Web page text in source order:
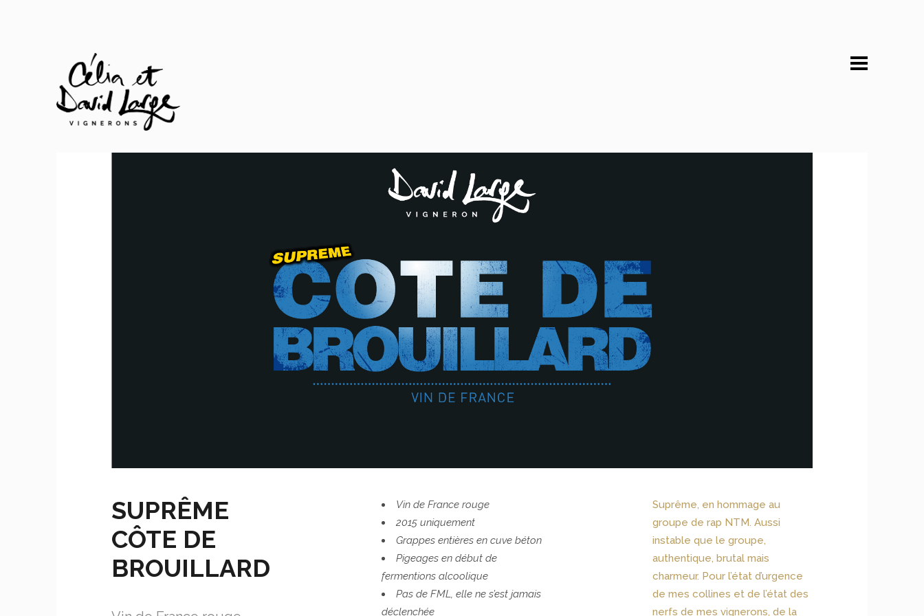
SUPRÊME
CÔTE DE
BROUILLARD
Vin de France rouge
2015 uniquement
Grappes entières en cuve béton
Pigeages en début de
fermentions alcoolique
Pas de FML, elle ne s’est jamais
déclenchée
Suprême, en hommage au
groupe de rap NTM. Aussi
instable que le groupe,
authentique, brutal mais
charmeur. Pour l’état d’urgence
de mes collines et de l’état des
nerfs de mes vignerons, de la